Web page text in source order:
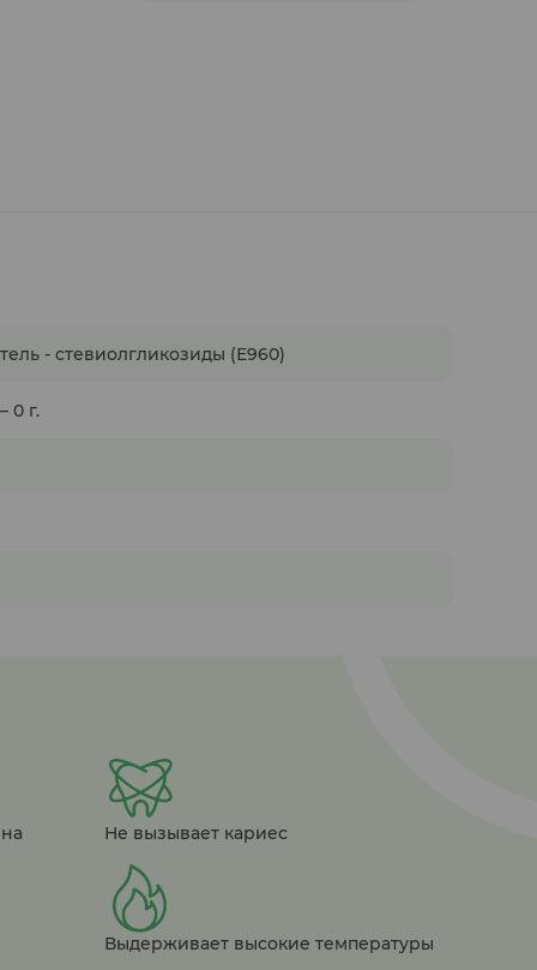
- стевиолгликозиды (Е960)
0 г.
Не вызывает кариес
Выдерживает высокие температуры